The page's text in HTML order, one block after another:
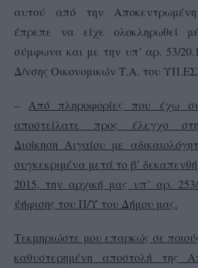
αυτού από την Αποκεντρωμένη
έπρεπε να είχε ολοκληρωθεί
σύμφωνα και με την υπ’ αρ. 53/
Δ/νσης Οικονομικών Τ.Α. του
– Από πληροφορίες που έχω
αποστείλατε προς έλεγχο
Διοίκηση Αιγαίου με
συγκεκριμένα μετά το β’
2015, την αρχική μας υπ’ αρ.
ψήφισης του Π/Υ του Δήμου μας.
Τεκμηριώστε μου επαρκώς σε
καθυστερημένη αποστολή της